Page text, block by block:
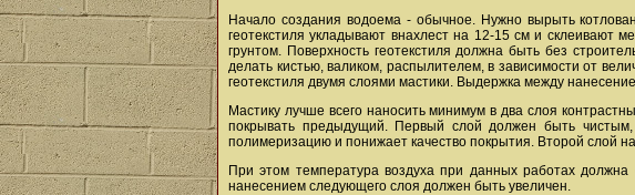
Начало создания водоема - обычное. Нужно вырыть
геотекстиля укладывают внахлест на 12-15 см и склеивают
грунтом. Поверхность геотекстиля должна быть без
делать кистью, валиком, распылителем, в зависимости от
геотекстиля двумя слоями мастики. Выдержка между
Мастику лучше всего наносить минимум в два слоя
покрывать предыдущий. Первый слой должен быть
полимеризацию и понижает качество покрытия. Второй слой
При этом температура воздуха при данных работах
нанесением следующего слоя должен быть увеличен.